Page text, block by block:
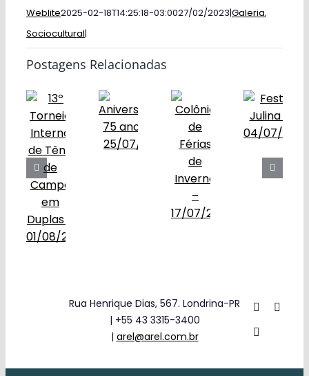
Esportes
Sociocultural
Obras
Contato
Weblite2025-02-18T14:25:18-03:0027/02/2023|Galeria,
Sociocultural|
Postagens Relacionadas
Rua Henrique Dias, 567. Londrina-PR
| +55 43 3315-3400
| arel@arel.com.br